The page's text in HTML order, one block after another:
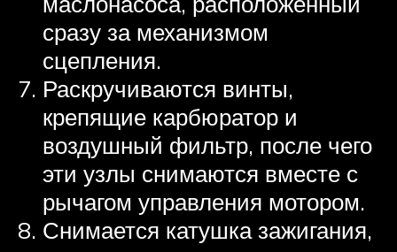
сразу за механизмом
сцепления.
Раскручиваются винты,
крепящие карбюратор и
воздушный фильтр, после чего
эти узлы снимаются вместе с
рычагом управления мотором.
Снимается катушка зажигания,